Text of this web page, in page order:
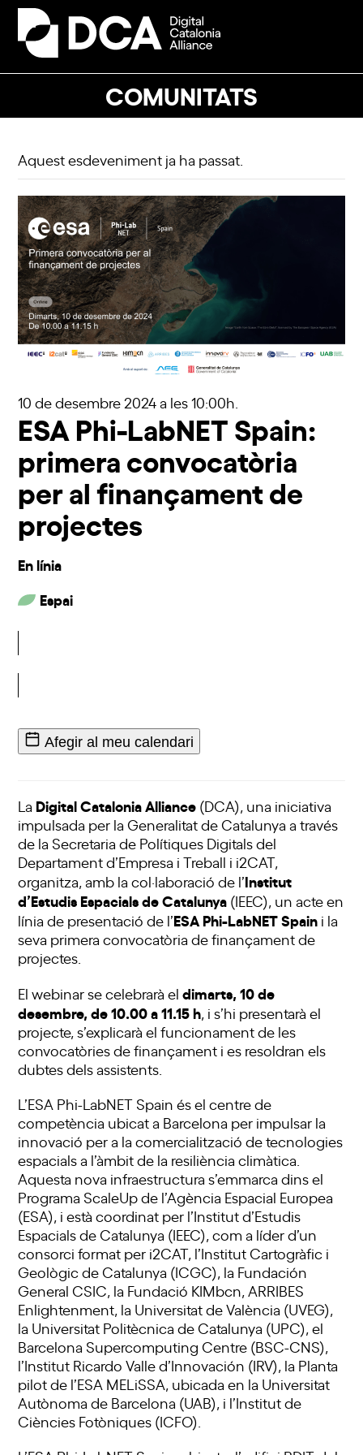
Skip
content
COMUNITATS
Open
mobile
Close
mobile
Aquest esdeveniment ja ha passat.
10 de desembre 2024a les 10:00h.
ESA Phi-LabNET Spain:
primera convocatòria
per al finançament de
projectes
En línia
Espai
Afegir al meu calendari
La Digital Catalonia Alliance (DCA), una iniciativa
impulsada per la Generalitat de Catalunya a través
de la Secretaria de Polítiques Digitals del
Departament d’Empresa i Treball i i2CAT,
organitza, amb la col·laboració de l’Institut
d’Estudis Espacials de Catalunya (IEEC), un acte en
línia de presentació de l’ESA Phi-LabNET Spain i la
seva primera convocatòria de finançament de
projectes.
El webinar se celebrarà eldimarts, 10 de
desembre, de 10.00 a 11.15 h, i s’hi presentarà el
projecte, s’explicarà el funcionament de les
convocatòries de finançament i es resoldran els
dubtes dels assistents.
L’ESA Phi-LabNET Spain és el centre de
competència ubicat a Barcelona per impulsar la
innovació per a la comercialització de tecnologies
espacials a l’àmbit de la resiliència climàtica.
Aquesta nova infraestructura s’emmarca dins el
Programa ScaleUp de l’Agència Espacial Europea
(ESA), i està coordinat per l’Institut d’Estudis
Espacials de Catalunya (IEEC), com a líder d’un
consorci format per i2CAT, l’Institut Cartogràfic i
Geològic de Catalunya (ICGC), la Fundación
General CSIC, la Fundació KIMbcn, ARRIBES
Enlightenment, la Universitat de València (UVEG),
la Universitat Politècnica de Catalunya (UPC), el
Barcelona Supercomputing Centre (BSC-CNS),
l’Institut Ricardo Valle d’Innovación (IRV), la Planta
pilot de l’ESA MELiSSA, ubicada en la Universitat
Autònoma de Barcelona (UAB), i l’Institut de
Ciències Fotòniques (ICFO).